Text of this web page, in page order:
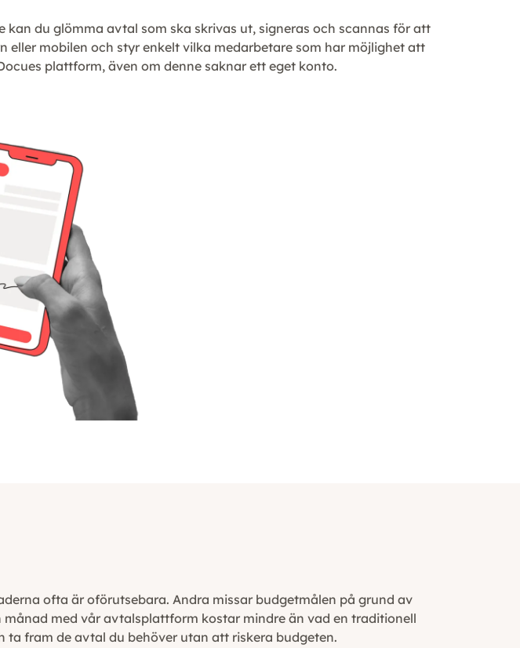
du glömma avtal som ska skrivas ut, signeras och scannas för att
mobilen och styr enkelt vilka medarbetare som har möjlighet att
plattform, även om denne saknar ett eget konto.
ofta är oförutsebara. Andra missar budgetmålen på grund av
med vår avtalsplattform kostar mindre än vad en traditionell
ta fram de avtal du behöver utan att riskera budgeten.